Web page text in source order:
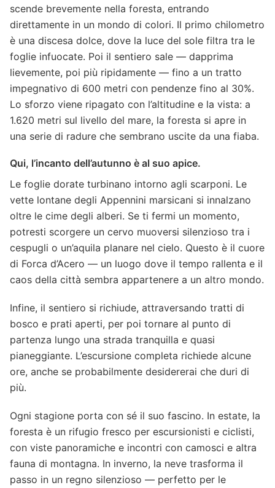
scende brevemente nella foresta, entrando
direttamente in un mondo di colori. Il primo chilometro
è una discesa dolce, dove la luce del sole filtra tra le
foglie infuocate. Poi il sentiero sale — dapprima
lievemente, poi più ripidamente — fino a un tratto
impegnativo di 600 metri con pendenze fino al 30%.
Lo sforzo viene ripagato con l’altitudine e la vista: a
1.620 metri sul livello del mare, la foresta si apre in
una serie di radure che sembrano uscite da una fiaba.
Qui, l’incanto dell’autunno è al suo apice.
Le foglie dorate turbinano intorno agli scarponi. Le
vette lontane degli Appennini marsicani si innalzano
oltre le cime degli alberi. Se ti fermi un momento,
potresti scorgere un cervo muoversi silenzioso tra i
cespugli o un’aquila planare nel cielo. Questo è il cuore
di Forca d’Acero — un luogo dove il tempo rallenta e il
caos della città sembra appartenere a un altro mondo.
Infine, il sentiero si richiude, attraversando tratti di
bosco e prati aperti, per poi tornare al punto di
partenza lungo una strada tranquilla e quasi
pianeggiante. L’escursione completa richiede alcune
ore, anche se probabilmente desidererai che duri di
più.
Ogni stagione porta con sé il suo fascino. In estate, la
foresta è un rifugio fresco per escursionisti e ciclisti,
con viste panoramiche e incontri con camosci e altra
fauna di montagna. In inverno, la neve trasforma il
passo in un regno silenzioso — perfetto per le